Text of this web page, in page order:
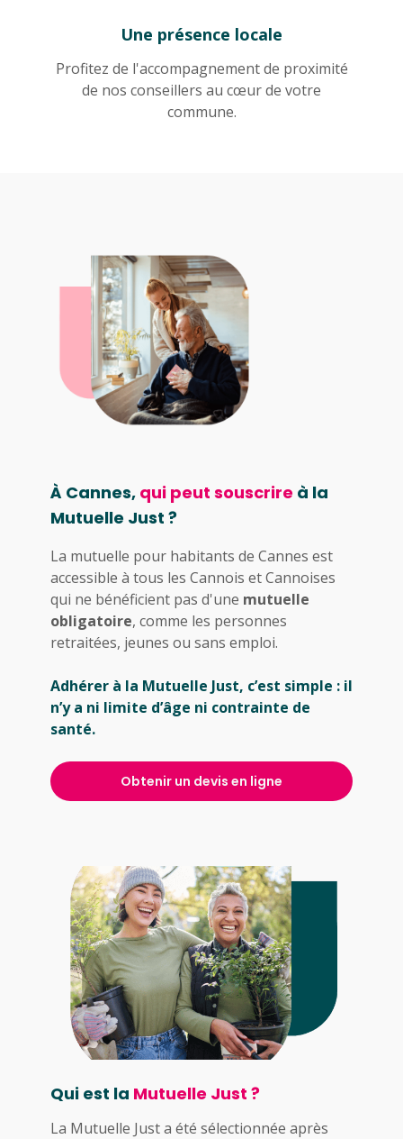
Une présence locale
Profitez de l'accompagnement de proximité
de nos conseillers au cœur de votre
commune.
À Cannes, qui peut souscrire à la
Mutuelle Just ?
La mutuelle pour habitants de Cannes est
accessible à tous les Cannois et Cannoises
qui ne bénéficient pas d'une mutuelle
obligatoire, comme les personnes
retraitées, jeunes ou sans emploi.
Adhérer à la Mutuelle Just, c’est simple : il
n’y a ni limite d’âge ni contrainte de
santé.
Obtenir un devis en ligne
Qui est la Mutuelle Just ?
La Mutuelle Just a été sélectionnée après